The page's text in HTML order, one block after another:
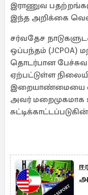
இராணுவ
இந்த அறிக்கை
சர்வதேச
ஒப்பந்தம் (JCPOA)
தொடர்பான
ஏற்பட்டுள்ள
இறையாண்மையை
அவர் மறைமுகமாக